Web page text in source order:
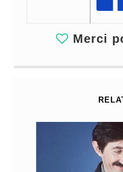
Merci